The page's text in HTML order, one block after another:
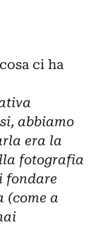
ci ha
abbiamo
era la
fotografia
fondare
(come a